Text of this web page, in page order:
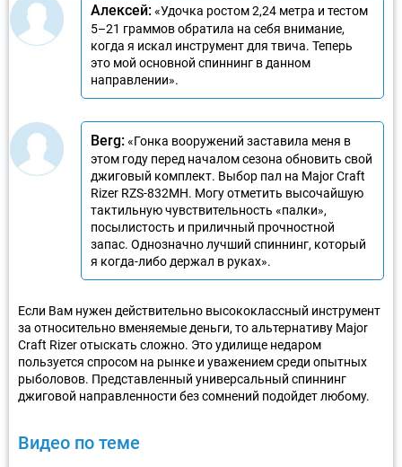
Алексей:«Удочка ростом 2,24 метра и тестом
5–21 граммов обратила на себя внимание,
когда я искал инструмент для твича. Теперь
это мой основной спиннинг в данном
направлении».
Berg:«Гонка вооружений заставила меня в
этом году перед началом сезона обновить свой
джиговый комплект. Выбор пал на Major Craft
Rizer RZS-832MH. Могу отметить высочайшую
тактильную чувствительность «палки»,
посылистость и приличный прочностной
запас. Однозначно лучший спиннинг, который
я когда-либо держал в руках».
Если Вам нужен действительно высококлассный инструмент
за относительно вменяемые деньги, то альтернативу Major
Craft Rizer отыскать сложно. Это удилище недаром
пользуется спросом на рынке и уважением среди опытных
рыболовов. Представленный универсальный спиннинг
джиговой направленности без сомнений подойдет любому.
Видео по теме